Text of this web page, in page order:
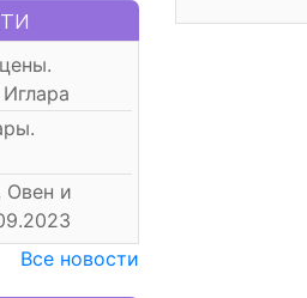
Овен и
Все новости